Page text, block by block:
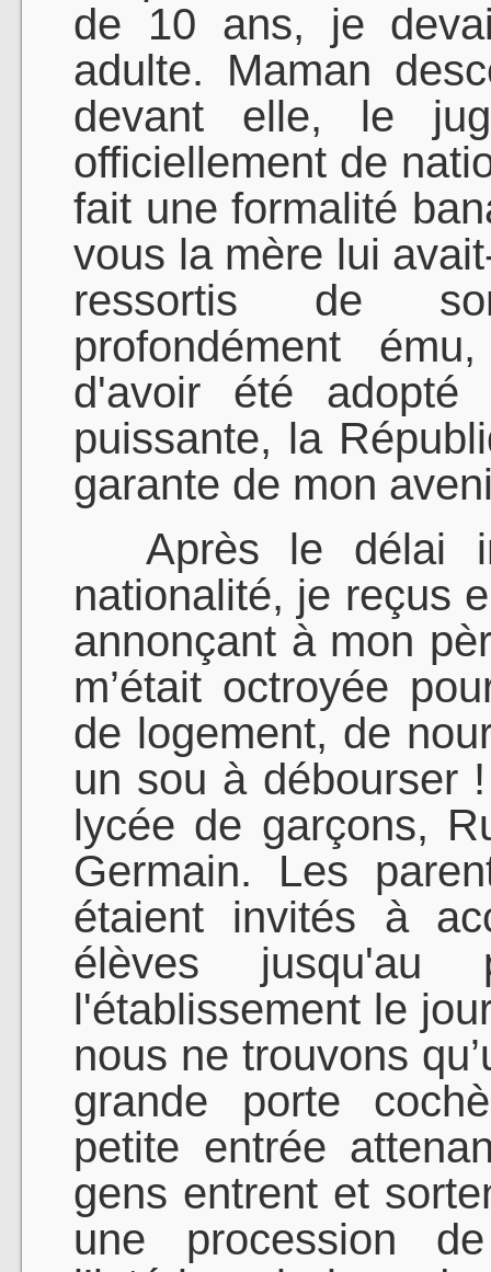
de 10 ans, je
adulte. Maman
devant elle, le
officiellement de
fait une formalité
vous la mère lui
ressortis de
profondément
d'avoir été adopté
puissante, la
garante de mon
Après le délai
nationalité, je reçus
annonçant à mon
m’était octroyée
de logement, de
un sou à débourser
lycée de garçons,
Germain. Les
étaient invités à
élèves
l'établissement le
nous ne trouvons
grande porte
petite entrée
gens entrent et
une procession